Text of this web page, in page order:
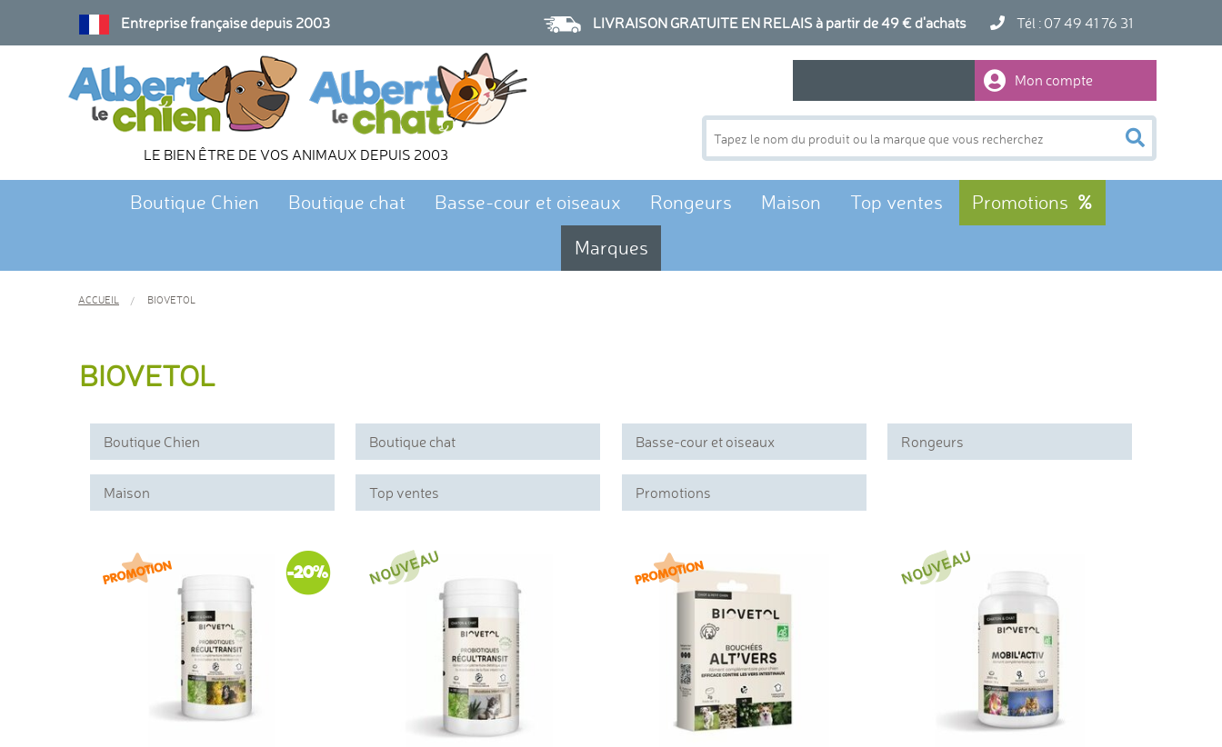
Entreprise française depuis 2003 LIVRAISON GRATUITE EN RELAIS à partir de 49 € d'achats Tél : 07 49 41 76 31
LE BIEN ÊTRE DE VOS ANIMAUX DEPUIS 2003
Mon compte
Boutique Chien Boutique chat Basse-cour et oiseaux Rongeurs Maison Top ventes
Promotions
Marques
ACCUEIL BIOVETOL
BIOVETOL
Boutique Chien Boutique chat Basse-cour et oiseaux Rongeurs
Maison Top ventes Promotions
-20%